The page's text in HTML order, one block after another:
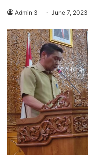
Admin 3 June 7, 2023